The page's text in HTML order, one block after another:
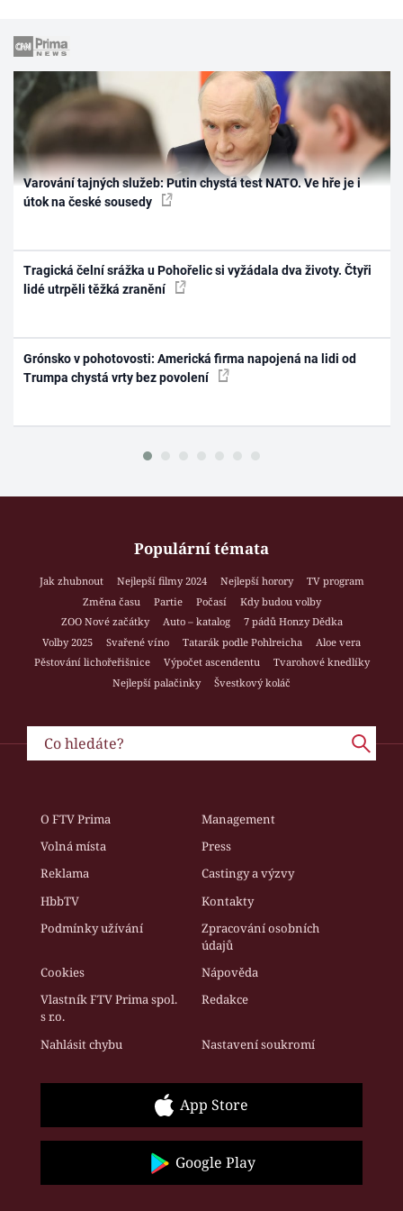
Varování tajných služeb: Putin chystá test NATO. Ve hře je i
útok na české sousedy
Tragická čelní srážka u Pohořelic si vyžádala dva životy. Čtyři
lidé utrpěli těžká zranění
Grónsko v pohotovosti: Americká firma napojená na lidi od
Trumpa chystá vrty bez povolení
Populární témata
Jak zhubnout Nejlepší filmy 2024 Nejlepší horory
TV program
Změna času
Partie Počasí
Kdy budou volby
ZOO Nové začátky
Auto – katalog
7 pádů Honzy Dědka
Volby 2025
Svařené víno Tatarák podle Pohlreicha
Aloe vera
Pěstování lichořeřišnice
Výpočet ascendentu
Tvarohové knedlíky
Nejlepší palačinky
Švestkový koláč
O FTV Prima
Management
Volná místa
Press
Reklama
Castingy a výzvy
HbbTV
Kontakty
Podmínky užívání
Zpracování osobních
údajů
Cookies
Nápověda
Vlastník FTV Prima spol.
s r.o.
Redakce
Nahlásit chybu Nastavení soukromí
App Store
Google Play